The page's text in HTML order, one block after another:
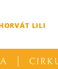
LILI